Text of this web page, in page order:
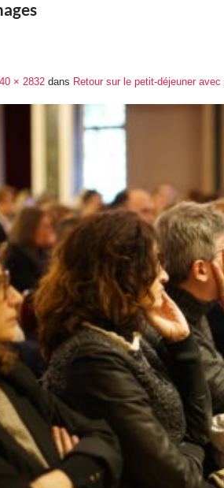
× 2832 dans Retour sur le petit-déjeuner avec